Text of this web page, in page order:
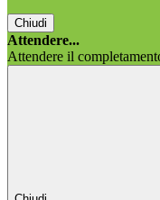
Chiudi
Attendere...
Attendere il